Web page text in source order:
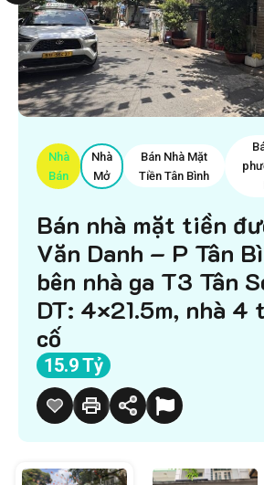
Nhà
Bán
Nhà
Mở
Bán Nhà Mặt
Tiền Tân Bình
Bán nhà mặt tiền
Văn Danh – P Tân
bên nhà ga T3 Tân
DT: 4×21.5m, nhà 4
cố
15.9 Tỷ